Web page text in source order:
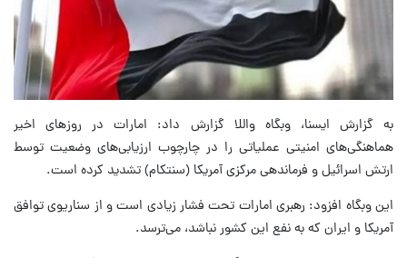
به گزارش ایسنا، وبگاه واللا گزارش داد: امارات در روزهای اخیر
هماهنگی‌های امنیتی عملیاتی را در چارچوب ارزیابی‌های وضعیت توسط
ارتش اسرائیل و فرماندهی مرکزی آمریکا (سنتکام) تشدید کرده است.
این وبگاه افزود: رهبری امارات تحت فشار زیادی است و از سناریوی توافق
آمریکا و ایران که به نفع این کشور نباشد، می‌ترسد.